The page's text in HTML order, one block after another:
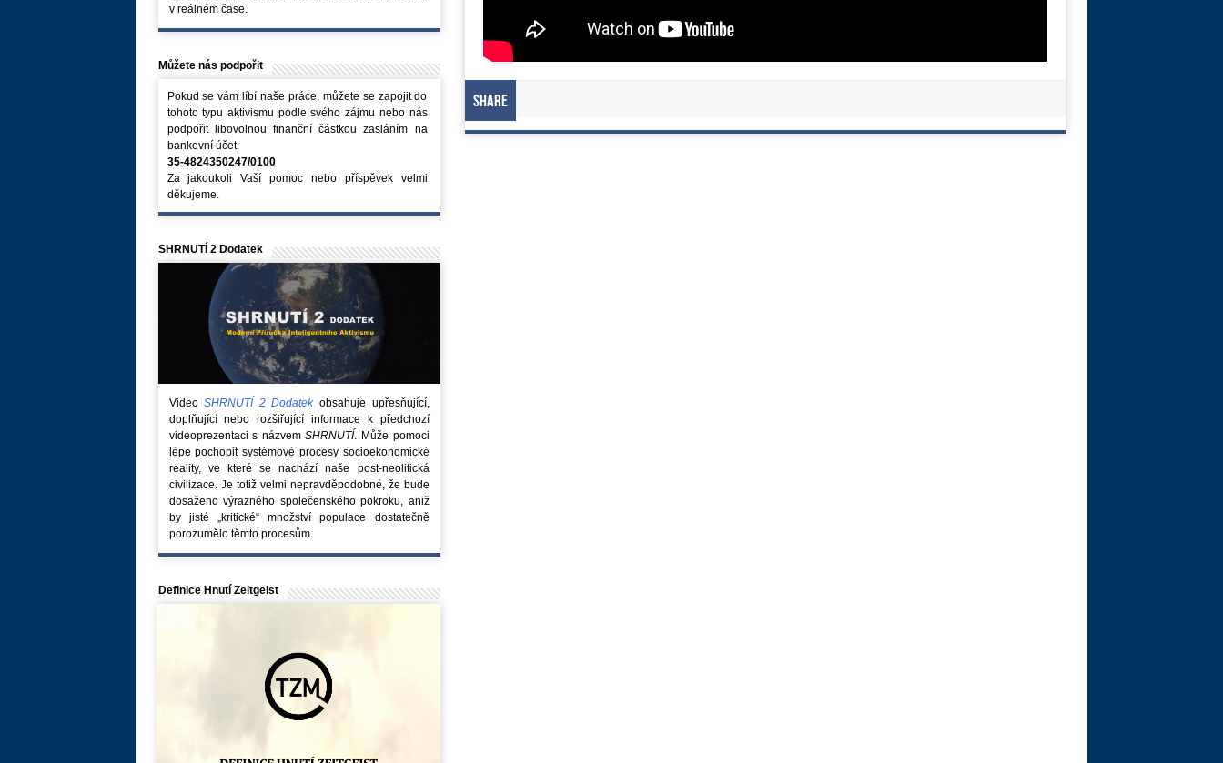
Share
v reálném čase.
Můžete nás podpořit
Pokud se vám líbí naše práce, můžete se zapojit do
tohoto typu aktivismu podle svého zájmu nebo nás
podpořit libovolnou finanční částkou zasláním na
bankovní účet:
35-4824350247/0100
Za jakoukoli Vaší pomoc nebo příspěvek velmi
děkujeme.
SHRNUTÍ 2 Dodatek
VideoSHRNUTÍ 2 Dodatekobsahuje upřesňující,
doplňující nebo rozšiřující informace k předchozí
videoprezentaci s názvemSHRNUTÍ. Může pomoci
lépe pochopit systémové procesy socioekonomické
reality, ve které se nachází naše post-neolitická
civilizace. Je totiž velmi nepravděpodobné, že bude
dosaženo výrazného společenského pokroku, aniž
by jisté „kritické“ množství populace dostatečně
porozumělo těmto procesům.
Definice Hnutí Zeitgeist